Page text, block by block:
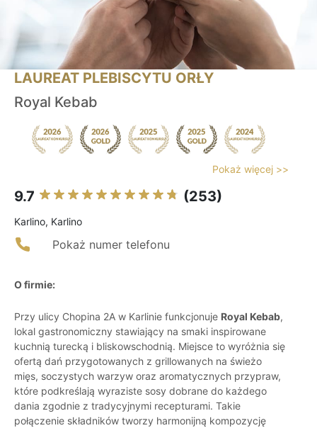
LAUREAT PLEBISCYTU ORŁY
Royal Kebab
Pokaż więcej >>
9.7 (253)
Karlino, Karlino
Pokaż numer telefonu
O firmie:
Przy ulicy Chopina 2A w Karlinie funkcjonuje Royal Kebab,
lokal gastronomiczny stawiający na smaki inspirowane
kuchnią turecką i bliskowschodnią. Miejsce to wyróżnia się
ofertą dań przygotowanych z grillowanych na świeżo
mięs, soczystych warzyw oraz aromatycznych przypraw,
które podkreślają wyraziste sosy dobrane do każdego
dania zgodnie z tradycyjnymi recepturami. Takie
połączenie składników tworzy harmonijną kompozycję